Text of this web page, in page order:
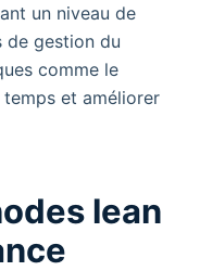
un niveau de
de gestion du
comme le
et améliorer
lean